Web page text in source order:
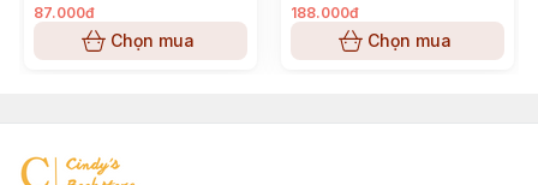
87.000đ
Chọn mua
188.000đ
Chọn mua